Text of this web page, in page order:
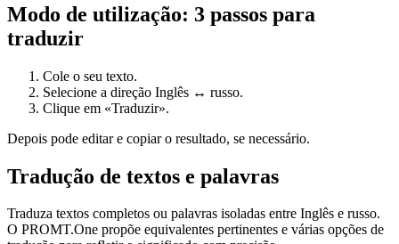
Modo de utilização: 3 passos para
traduzir
Cole o seu texto.
Selecione a direção Inglês ↔ russo.
Clique em «Traduzir».
Depois pode editar e copiar o resultado, se necessário.
Tradução de textos e palavras
Traduza textos completos ou palavras isoladas entre Inglês e russo.
O PROMT.One propõe equivalentes pertinentes e várias opções de